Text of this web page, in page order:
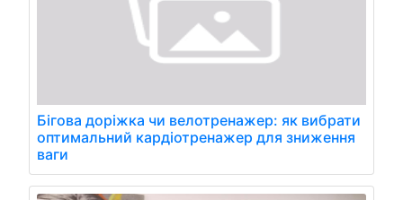
Бігова доріжка чи велотренажер: як вибрати
оптимальний кардіотренажер для зниження
ваги